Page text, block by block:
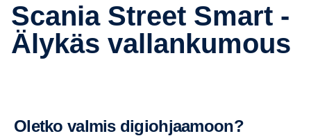
Scania Street Smart -
Älykäs vallan­ku­mous
Oletko valmis digioh­jaa­moon?